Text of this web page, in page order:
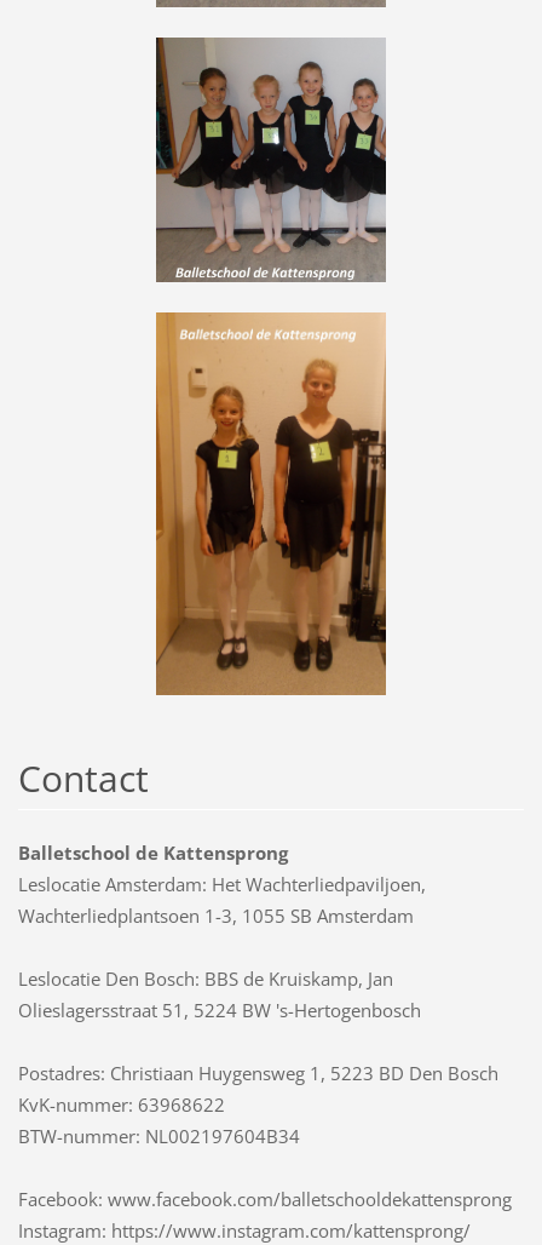
Contact
Balletschool de Kattensprong
Leslocatie Amsterdam: Het Wachterliedpaviljoen,
Wachterliedplantsoen 1-3, 1055 SB Amsterdam
Leslocatie Den Bosch: BBS de Kruiskamp, Jan
Olieslagersstraat 51, 5224 BW 's-Hertogenbosch
Postadres: Christiaan Huygensweg 1, 5223 BD Den Bosch
KvK-nummer: 63968622
BTW-nummer: NL002197604B34
Facebook: www.facebook.com/balletschooldekattensprong
Instagram: https://www.instagram.com/kattensprong/